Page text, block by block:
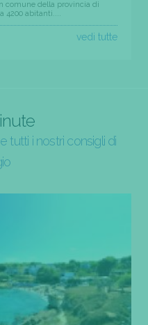
comune della provincia di
4200 abitanti....
vedi tutte
tutti i nostri consigli di